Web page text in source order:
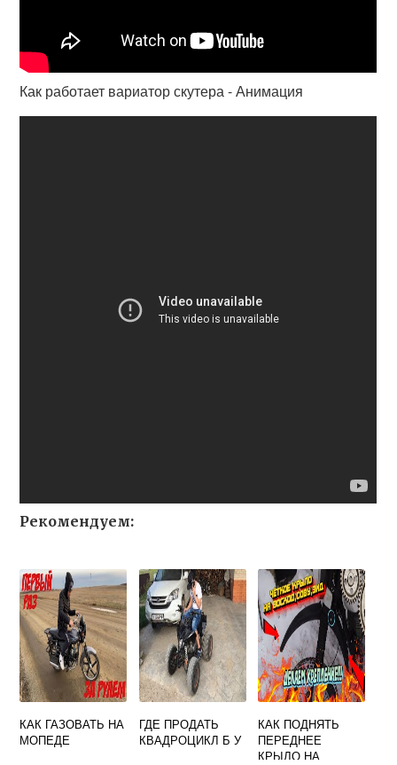
Как работает вариатор скутера - Анимация
Рекомендуем:
КАК ГАЗОВАТЬ НА
МОПЕДЕ
ГДЕ ПРОДАТЬ
КВАДРОЦИКЛ Б У
КАК ПОДНЯТЬ
ПЕРЕДНЕЕ
КРЫЛО НА